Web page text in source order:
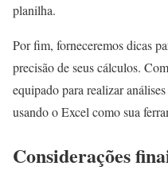
planilha.
Por fim, forneceremos dicas
precisão de seus cálculos.
equipado para realizar
usando o Excel como sua
Considerações